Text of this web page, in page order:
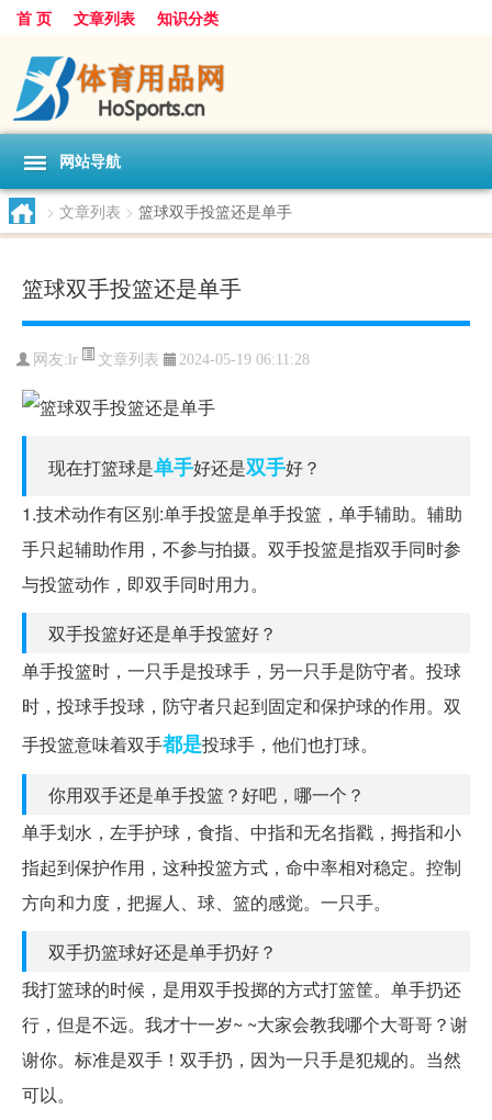
首 页 文章列表 知识分类
网站导航
> 文章列表 > 篮球双手投篮还是单手
篮球双手投篮还是单手
网友: lr 文章列表 2024-05-19 06:11:28
现在打篮球是单手好还是双手好？
1.技术动作有区别:单手投篮是单手投篮，单手辅助。辅助
手只起辅助作用，不参与拍摄。双手投篮是指双手同时参
与投篮动作，即双手同时用力。
双手投篮好还是单手投篮好？
单手投篮时，一只手是投球手，另一只手是防守者。投球
时，投球手投球，防守者只起到固定和保护球的作用。双
手投篮意味着双手都是投球手，他们也打球。
你用双手还是单手投篮？好吧，哪一个？
单手划水，左手护球，食指、中指和无名指戳，拇指和小
指起到保护作用，这种投篮方式，命中率相对稳定。控制
方向和力度，把握人、球、篮的感觉。一只手。
双手扔篮球好还是单手扔好？
我打篮球的时候，是用双手投掷的方式打篮筐。单手扔还
行，但是不远。我才十一岁~ ~大家会教我哪个大哥哥？谢
谢你。标准是双手！双手扔，因为一只手是犯规的。当然
可以。